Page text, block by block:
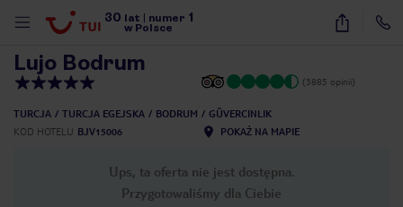
30 lat numer 1
w Polsce
67
Lujo Bodrum
(3885 opinii)
TURCJA TURCJA EGEJSKA BODRUM
GÜVERCINLIK
KOD HOTELU BJV15006 POKAŻ NA MAPIE
Ups, ta oferta nie jest dostępna.
Przygotowaliśmy dla Ciebie